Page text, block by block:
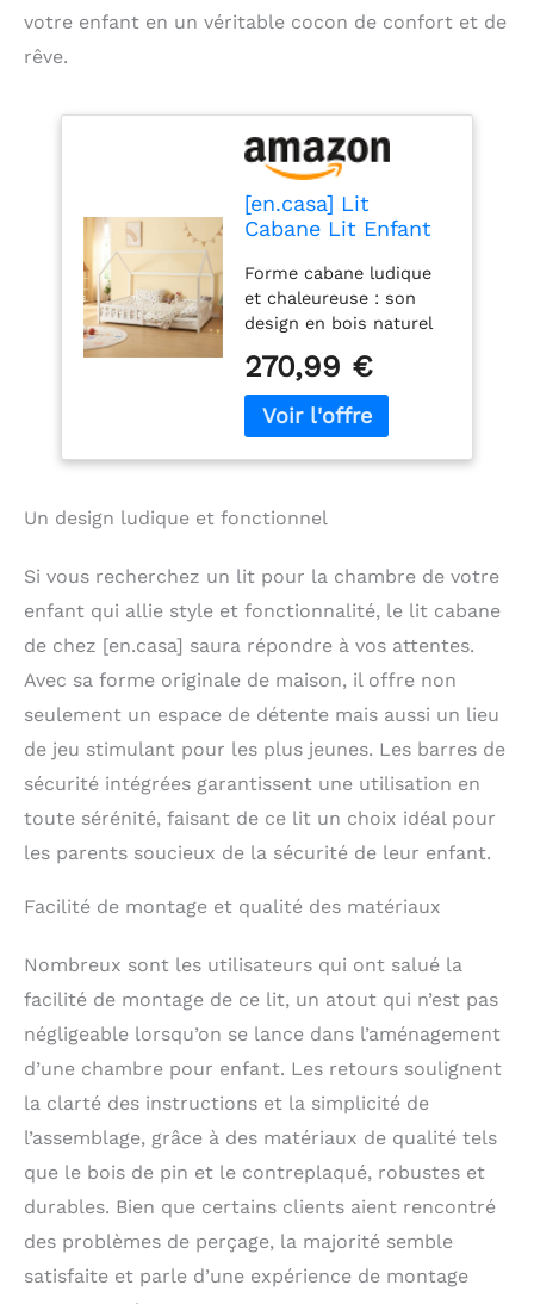
votre enfant en un véritable cocon de confort et de
rêve.
[en.casa] Lit
Cabane Lit Enfant
Maison avec
Sommier à Lattes
Grille de Protection
Confortable
Capacité 150 kg
Bois de Pin
Contreplaqué 140 x
200 cm Blanc
Forme cabane ludique
et chaleureuse : son
design en bois naturel
en un espace de jeu et
de rêve propice au
repos. Barrières de
chutes tout en
esthétique. Montage
simple et intuitif : une
conception bien pensée
accompagnée
d'instructions claires
et sans difficulté.
Structure solide en bois
de pin : offre une
fiabilité, idéale pour
accompagner les
quotidien en toute
sécurité. Surface facile
lisse se nettoie sans
effort, garantissant un
lit toujours propre et
270,99 €
Un design ludique et fonctionnel
Si vous recherchez un lit pour la chambre de votre
enfant qui allie style et fonctionnalité, le lit cabane
de chez [en.casa] saura répondre à vos attentes.
Avec sa forme originale de maison, il offre non
seulement un espace de détente mais aussi un lieu
de jeu stimulant pour les plus jeunes. Les barres de
sécurité intégrées garantissent une utilisation en
toute sérénité, faisant de ce lit un choix idéal pour
les parents soucieux de la sécurité de leur enfant.
Facilité de montage et qualité des matériaux
Nombreux sont les utilisateurs qui ont salué la
facilité de montage de ce lit, un atout qui n’est pas
négligeable lorsqu’on se lance dans l’aménagement
d’une chambre pour enfant. Les retours soulignent
la clarté des instructions et la simplicité de
l’assemblage, grâce à des matériaux de qualité tels
que le bois de pin et le contreplaqué, robustes et
durables. Bien que certains clients aient rencontré
des problèmes de perçage, la majorité semble
satisfaite et parle d’une expérience de montage